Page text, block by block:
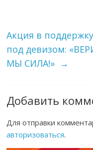
Акция в
под девизом:
МЫ СИЛА!» →
Добавить
Для отправки
авторизоваться.